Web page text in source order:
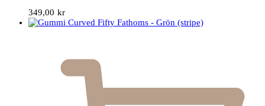
349,00 kr